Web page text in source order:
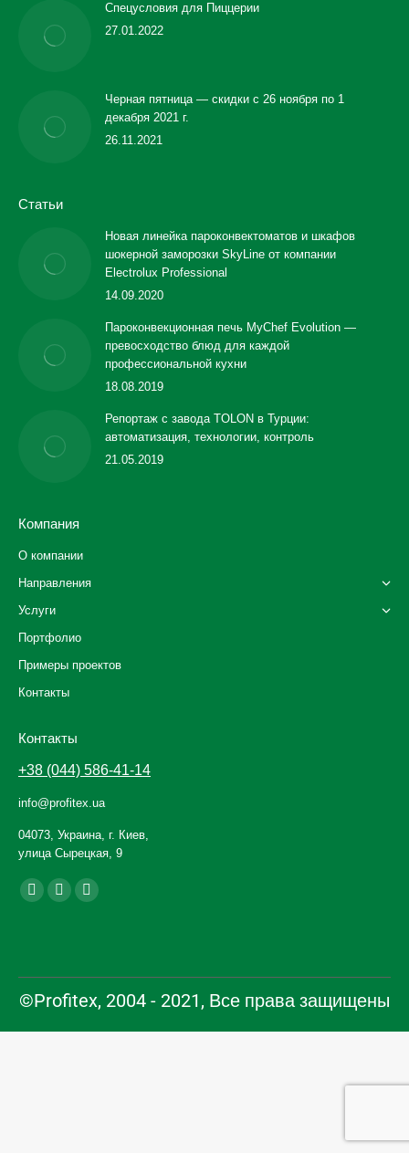
Спецусловия для Пиццерии
27.01.2022
Черная пятница — скидки с 26 ноября по 1
декабря 2021 г.
26.11.2021
Статьи
Новая линейка пароконвектоматов и шкафов
шокерной заморозки SkyLine от компании
Electrolux Professional
14.09.2020
Пароконвекционная печь MyChef Evolution —
превосходство блюд для каждой
профессиональной кухни
18.08.2019
Репортаж с завода TOLON в Турции:
автоматизация, технологии, контроль
21.05.2019
Компания
О компании
Направления
Услуги
Портфолио
Примеры проектов
Контакты
Контакты
+38 (044) 586-41-14
info@profitex.ua
04073, Украина, г. Киев,
улица Сырецкая, 9
Ищите нас:
Facebook
new
YouTube
new
Instagram
new
©Profitex, 2004 - 2021, Все права защищены